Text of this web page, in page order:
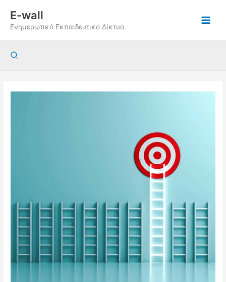
περιεχόμενο
E-wall
Ενημερωτικό Εκπαιδευτικό Δίκτυο
Αναζήτηση